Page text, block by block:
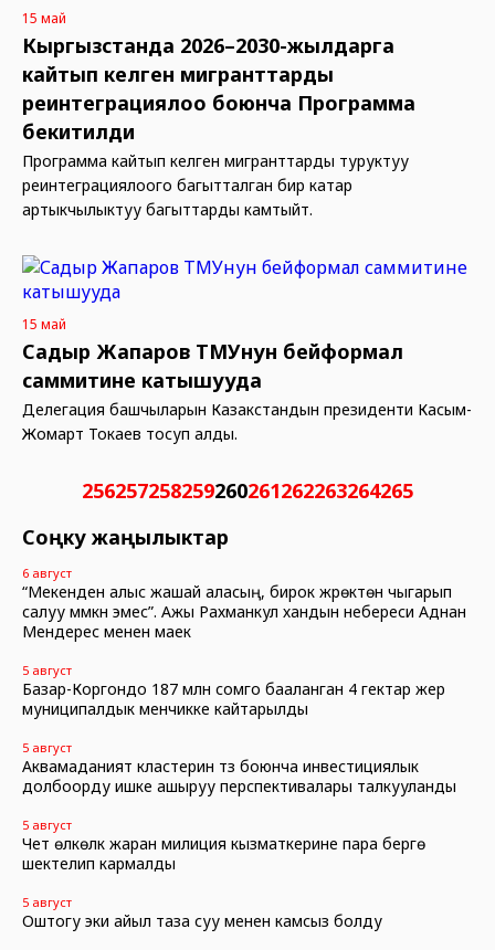
15 май
Кыргызстанда 2026–2030-жылдарга
кайтып келген мигранттарды
реинтеграциялоо боюнча Программа
бекитилди
Программа кайтып келген мигранттарды туруктуу
реинтеграциялоого багытталган бир катар
артыкчылыктуу багыттарды камтыйт.
15 май
Садыр Жапаров ТМУнун бейформал
саммитине катышууда
Делегация башчыларын Казакстандын президенти Касым-
Жомарт Токаев тосуп алды.
256257258259260261262263264265
Соңку жаңылыктар
6 август
“Мекенден алыс жашай аласың, бирок жүрөктөн чыгарып
салуу мүмкүн эмес”. Ажы Рахманкул хандын небереси Аднан
Мендерес менен маек
5 август
Базар-Коргондо 187 млн сомго бааланган 4 гектар жер
муниципалдык менчикке кайтарылды
5 август
Аквамаданият кластерин түзүү боюнча инвестициялык
долбоорду ишке ашыруу перспективалары талкууланды
5 август
Чет өлкөлүк жаран милиция кызматкерине пара берүүгө
шектелип кармалды
5 август
Оштогу эки айыл таза суу менен камсыз болду